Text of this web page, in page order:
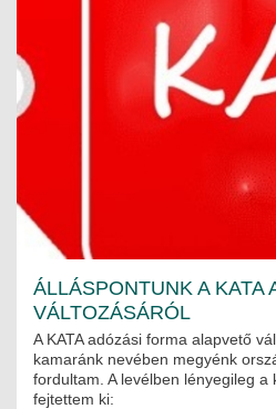
ÁLLÁSPONTUNK A KATA
VÁLTOZÁSÁRÓL
A KATA adózási forma alapvető
kamaránk nevében megyénk
fordultam. A levélben lényegileg a
fejtettem ki: